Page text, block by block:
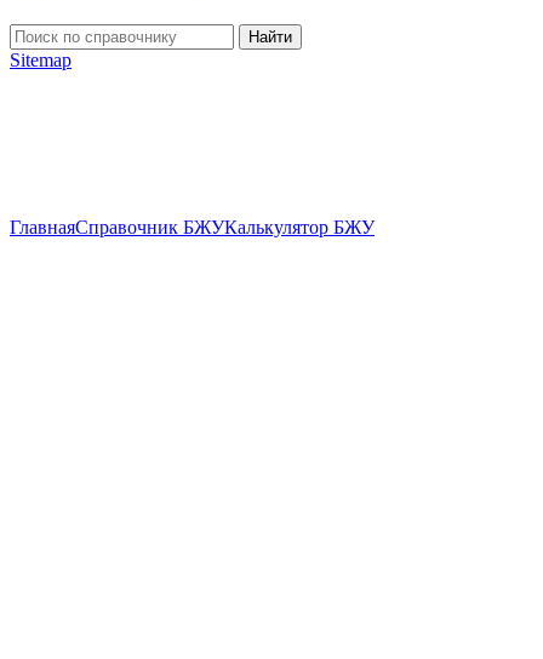
Найти
Sitemap
ГлавнаяСправочник БЖУКалькулятор БЖУ